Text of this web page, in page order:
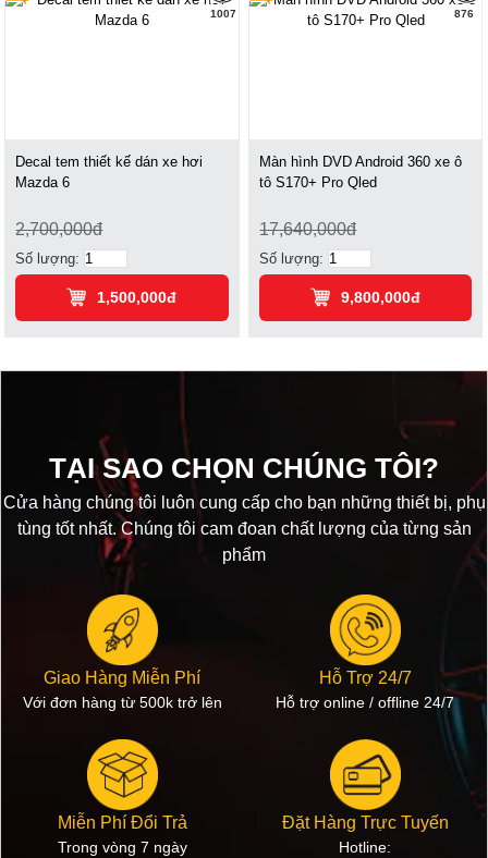
1007
Decal tem thiết kế dán xe hơi
Mazda 6
2,700,000đ
Số lượng:
1,500,000đ
876
Màn hình DVD Android 360 xe ô
tô S170+ Pro Qled
17,640,000đ
Số lượng:
9,800,000đ
TẠI SAO CHỌN CHÚNG TÔI?
Cửa hàng chúng tôi luôn cung cấp cho bạn những thiết bị, phụ
tùng tốt nhất. Chúng tôi cam đoan chất lượng của từng sản
phẩm
Giao Hàng Miễn Phí
Với đơn hàng từ 500k trở lên
Hỗ Trợ 24/7
Hỗ trợ online / offline 24/7
Miễn Phí Đổi Trả
Trong vòng 7 ngày
Đặt Hàng Trực Tuyến
Hotline: